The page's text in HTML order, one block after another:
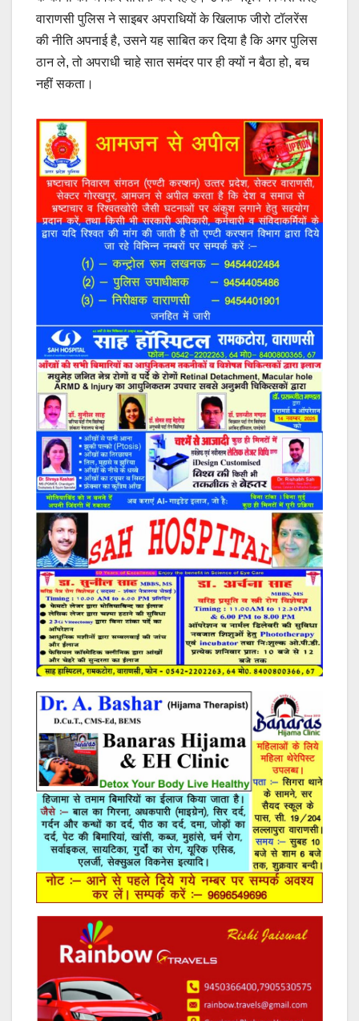
वाराणसी पुलिस ने साइबर अपराधियों के खिलाफ जीरो टॉलरेंस
की नीति अपनाई है, उसने यह साबित कर दिया है कि अगर पुलिस
ठान ले, तो अपराधी चाहे सात समंदर पार ही क्यों न बैठा हो, बच
नहीं सकता।